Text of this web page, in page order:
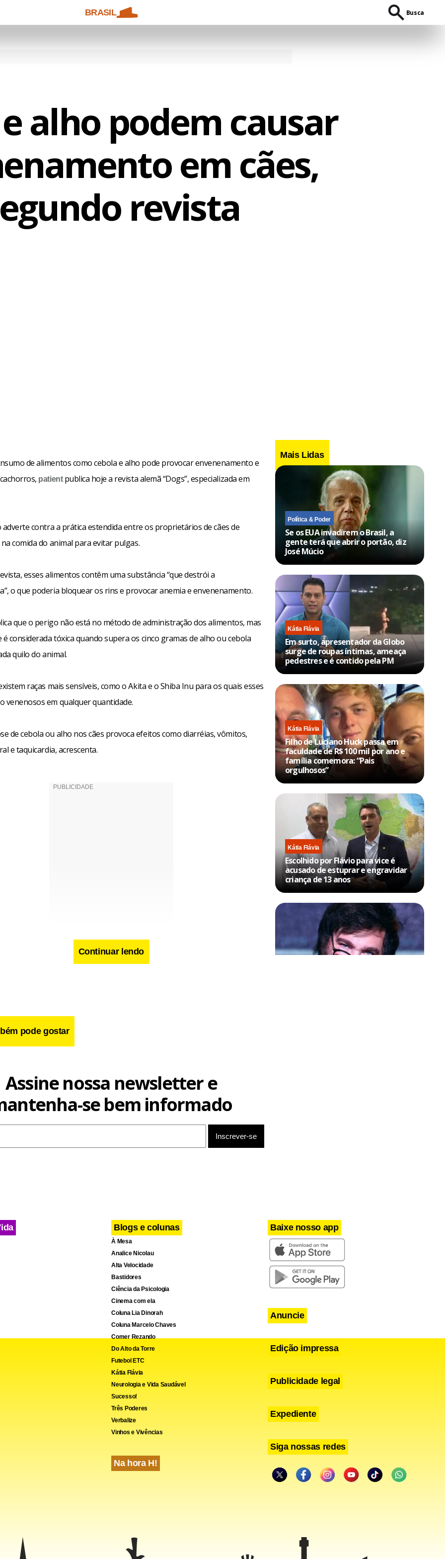
BRASIL Busca
alho podem causar
em cães,
revista
de alimentos como cebola e alho pode provocar envenenamento e
patientpublica hoje a revista alemã “Dogs”, especializada em
adverte contra a prática estendida entre os proprietários de cães de
comida do animal para evitar pulgas.
esses alimentos contêm uma substância “que destrói a
o que poderia bloquear os rins e provocar anemia e envenenamento.
que o perigo não está no método de administração dos alimentos, mas
é considerada tóxica quando supera os cinco gramas de alho ou cebola
quilo do animal.
raças mais sensíveis, como o Akita e o Shiba Inu para os quais esses
venenosos em qualquer quantidade.
de cebola ou alho nos cães provoca efeitos como diarréias, vômitos,
e taquicardia, acrescenta.
Continuar lendo
pode gostar
Mais Lidas
Política & Poder
Se os EUA invadirem o Brasil, a
gente terá que abrir o portão, diz
José Múcio
Kátia Flávia
Em surto, apresentador da Globo
surge de roupas íntimas, ameaça
pedestres e é contido pela PM
Kátia Flávia
Filho de Luciano Huck passa em
faculdade de R$ 100 mil por ano e
família comemora: “Pais
orgulhosos”
Kátia Flávia
Escolhido por Flávio para vice é
acusado de estuprar e engravidar
criança de 13 anos
Assine nossa newsletter e
se bem informado
Blogs e colunas
À Mesa
Analice Nicolau
Alta Velocidade
Bastidores
Ciência da Psicologia
Cinema com ela
Coluna Lia Dinorah
Coluna Marcelo Chaves
Comer Rezando
Do Alto da Torre
Futebol ETC
Kátia Flávia
Neurologia e Vida Saudável
Sucesso!
Três Poderes
Verbalize
Vinhos e Vivências
Na hora H!
Baixe nosso app
Anuncie
Edição impressa
Publicidade legal
Expediente
Siga nossas redes